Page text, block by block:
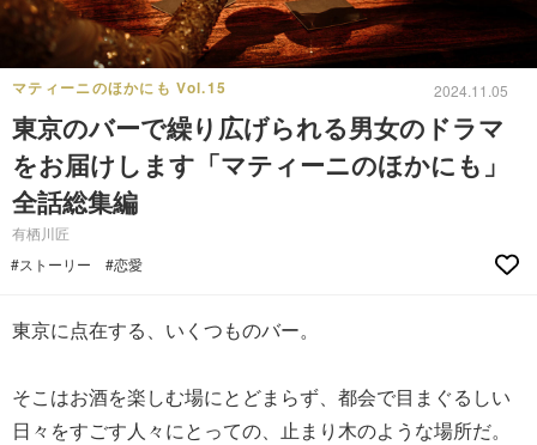
マティーニのほかにも Vol.15 2024.11.05
東京のバーで繰り広げられる男女のドラマ
をお届けします「マティーニのほかにも」
全話総集編
有栖川匠
#ストーリー
#恋愛
東京に点在する、いくつものバー。
そこはお酒を楽しむ場にとどまらず、都会で目まぐるしい
日々をすごす人々にとっての、止まり木のような場所だ。